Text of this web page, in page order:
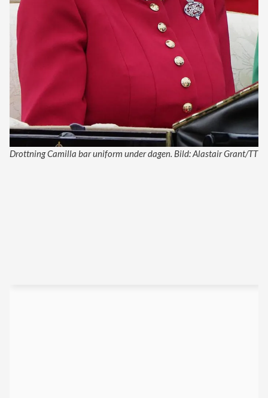
Drottning Camilla bar uniform under dagen. Bild: Alastair Grant/TT